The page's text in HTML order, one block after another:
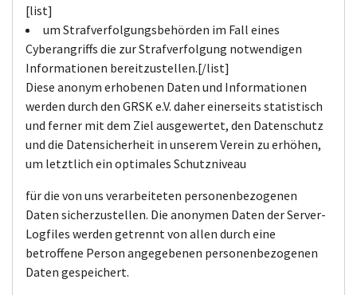
[list]
um Strafverfolgungsbehörden im Fall eines
Cyberangriffs die zur Strafverfolgung notwendigen
Informationen bereitzustellen.[/list]
Diese anonym erhobenen Daten und Informationen
werden durch den GRSK e.V. daher einerseits statistisch
und ferner mit dem Ziel ausgewertet, den Datenschutz
und die Datensicherheit in unserem Verein zu erhöhen,
um letztlich ein optimales Schutzniveau
für die von uns verarbeiteten personenbezogenen
Daten sicherzustellen. Die anonymen Daten der Server-
Logfiles werden getrennt von allen durch eine
betroffene Person angegebenen personenbezogenen
Daten gespeichert.